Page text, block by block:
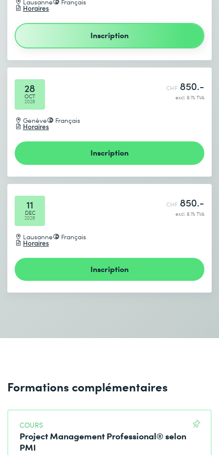
Lausanne Français
Horaires
Inscription
28
OCT
2026
Genève Français
Horaires
CHF 850.-
excl. 8.1% TVA
Inscription
11
DEC
2026
Lausanne Français
Horaires
CHF 850.-
excl. 8.1% TVA
Inscription
Formations complémentaires
COURS
Project Management Professional® selon
PMI